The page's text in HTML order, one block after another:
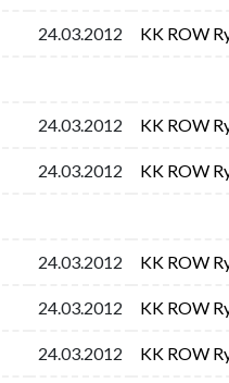
24.03.2012 KK ROW
24.03.2012 KK ROW
24.03.2012 KK ROW
24.03.2012 KK ROW
24.03.2012 KK ROW
24.03.2012 KK ROW
24.03.2012 KK ROW
24.03.2012 KK ROW
24.03.2012 KK ROW
24.03.2012 KK ROW
24.03.2012 KK ROW
24.03.2012 KK ROW